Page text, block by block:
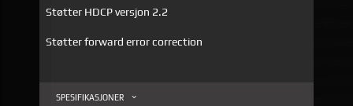
Støtter HDCP versjon 2.2
Støtter forward error correction
SPESIFIKASJONER